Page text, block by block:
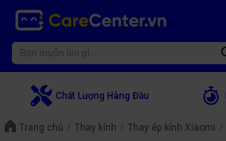
Chất Lượng Hàng Đầu
Trang chủ Thay kính Thay ép kính Xiaomi